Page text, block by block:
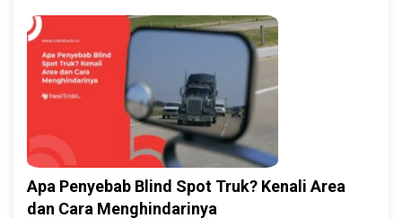
Apa Penyebab Blind Spot Truk? Kenali Area
dan Cara Menghindarinya